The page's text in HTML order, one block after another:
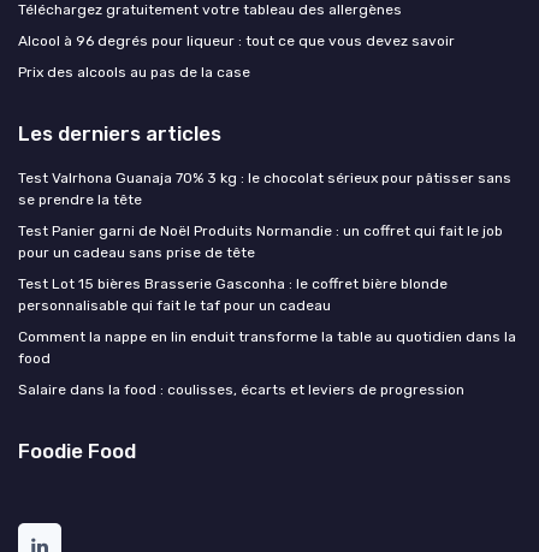
Téléchargez gratuitement votre tableau des allergènes
Alcool à 96 degrés pour liqueur : tout ce que vous devez savoir
Prix des alcools au pas de la case
Les derniers articles
Test Valrhona Guanaja 70% 3 kg : le chocolat sérieux pour pâtisser sans
se prendre la tête
Test Panier garni de Noël Produits Normandie : un coffret qui fait le job
pour un cadeau sans prise de tête
Test Lot 15 bières Brasserie Gasconha : le coffret bière blonde
personnalisable qui fait le taf pour un cadeau
Comment la nappe en lin enduit transforme la table au quotidien dans la
food
Salaire dans la food : coulisses, écarts et leviers de progression
Foodie Food